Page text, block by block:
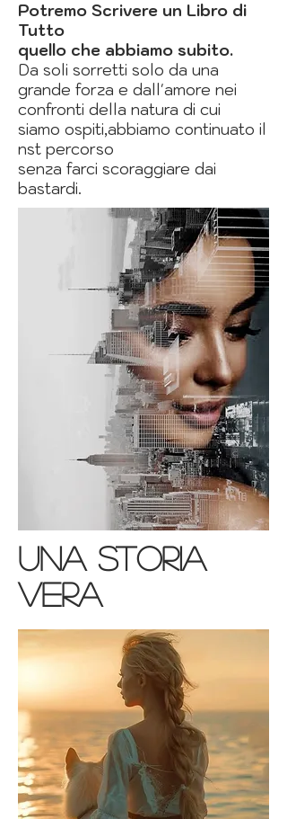
Potremo Scrivere un Libro di
Tutto
quello che abbiamo subito.
Da soli sorretti solo da una
grande forza e dall'amore nei
confronti della natura di cui
siamo ospiti,abbiamo continuato il
nst percorso
senza farci scoraggiare dai
bastardi.
una storia
vera